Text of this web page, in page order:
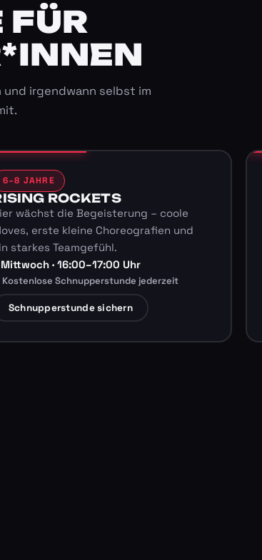
K
irgendwann selbst im
6–8 JAHRE
ROCKETS
wächst die Begeisterung – coole
erste kleine Choreografien und
starkes Teamgefühl.
Mittwoch · 16:00–17:00 Uhr
Kostenlose Schnupperstunde jederzeit
Schnupperstunde sichern